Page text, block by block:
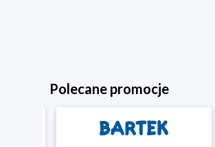
Polecane promocje